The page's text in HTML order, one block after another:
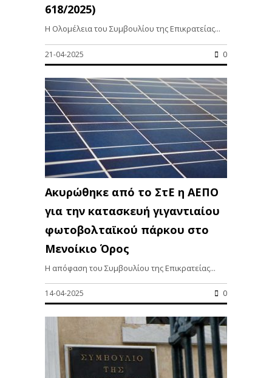
618/2025)
Η Ολομέλεια του Συμβουλίου της Επικρατείας...
21-04-2025 0
Ακυρώθηκε από το ΣτΕ η ΑΕΠΟ
για την κατασκευή γιγαντιαίου
φωτοβολταϊκού πάρκου στο
Μενοίκιο Όρος
Η απόφαση του Συμβουλίου της Επικρατείας...
14-04-2025 0